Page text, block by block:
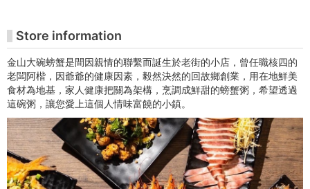
术
馆
购
票
网
站
Store information
金山大碗螃蟹是間因親情的聯繫而誕生於老街的小店，曾任職核四的
老闆阿楷，因爺爺的健康因素，毅然決然的回故鄉創業，用在地鮮美
食材為地基，家人健康把關為架構，烹調成鮮甜的螃蟹粥，希望透過
這碗粥，讓您愛上這個人情味富饒的小鎮。